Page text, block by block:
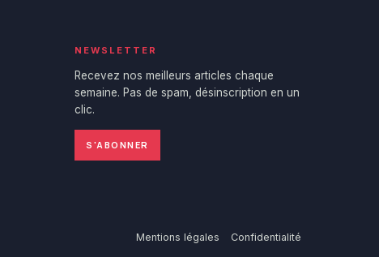
NEWSLETTER
Recevez nos meilleurs articles chaque
semaine. Pas de spam, désinscription en un
clic.
S'ABONNER
Mentions légales Confidentialité